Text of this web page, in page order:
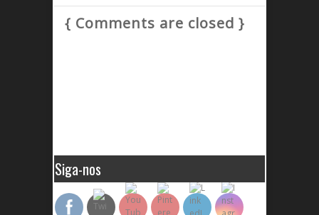
{ Comments are closed }
Siga-nos